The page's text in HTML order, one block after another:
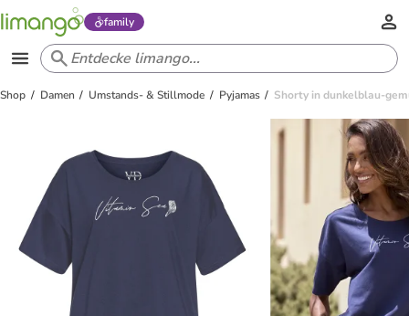
family
Shop Damen Umstands- & Stillmode Pyjamas Shorty in dunkelblau-